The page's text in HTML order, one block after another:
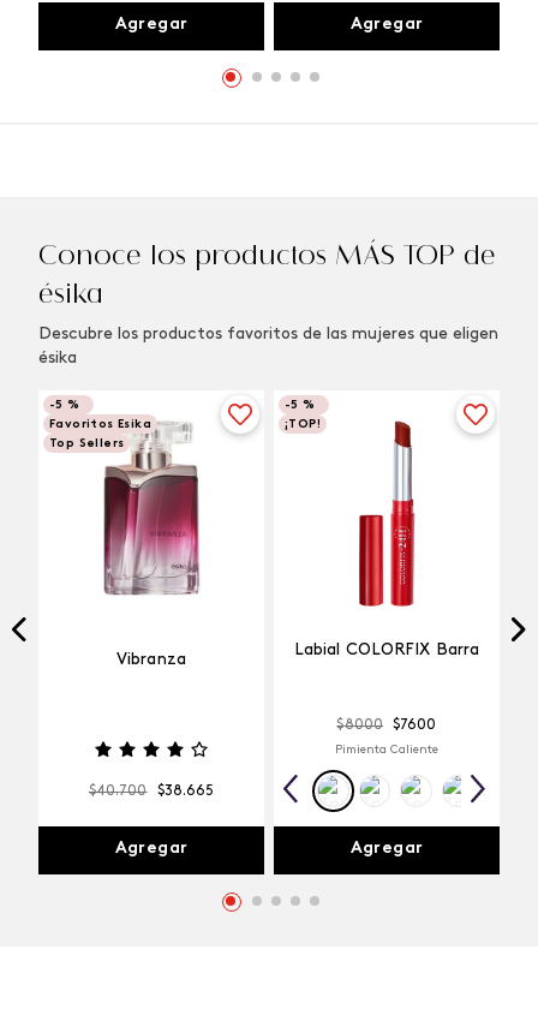
Agregar Agregar
Conoce los productos MÁS TOP de
ésika
Descubre los productos favoritos de las mujeres que eligen
ésika
-5 %
Favoritos Esika
Top Sellers
Vibranza
$40.700 $38.665
Agregar
-5 %
¡TOP!
Labial COLORFIX Barra
$8000 $7600
Pimienta Caliente
Agregar